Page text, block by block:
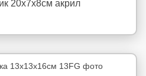
20х7х8см акрил